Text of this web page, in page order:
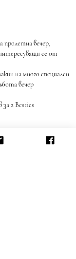
пролетна вечер,
се от
вечер
за 2 Besties